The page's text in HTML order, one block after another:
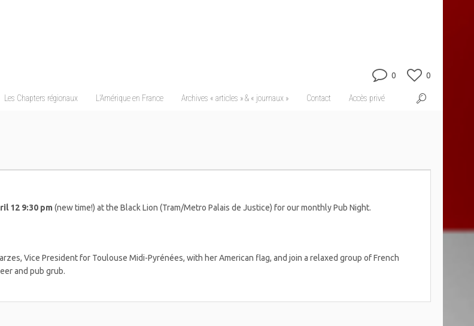
Les Chapters régionaux L’Amérique en France Archives « articles » & « journaux » Contact Accès privé
0 0
12 9:30 pm (new time!) at the Black Lion (Tram/Metro Palais de Justice) for our monthly Pub Night.
Vice President for Toulouse Midi-Pyrénées, with her American flag, and join a relaxed group of French
and pub grub.